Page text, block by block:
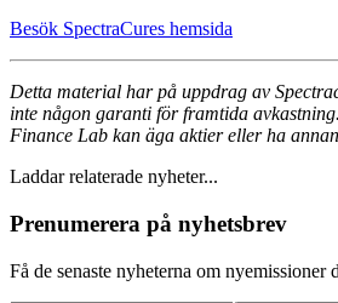
Besök SpectraCures hemsida
Detta material har på uppdrag av
inte någon garanti för framtida
Finance Lab kan äga aktier eller ha
Laddar relaterade nyheter...
Prenumerera på nyhetsbrev
Få de senaste nyheterna om